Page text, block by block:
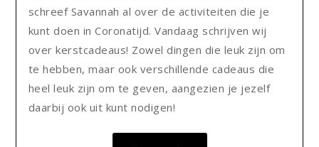
schreef Savannah al over de activiteiten die je
kunt doen in Coronatijd. Vandaag schrijven wij
over kerstcadeaus! Zowel dingen die leuk zijn om
te hebben, maar ook verschillende cadeaus die
heel leuk zijn om te geven, aangezien je jezelf
daarbij ook uit kunt nodigen!